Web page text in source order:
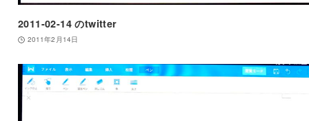
2011-02-14 のtwitter
2011年2月14日